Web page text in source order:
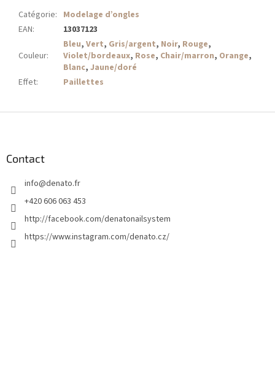
Catégorie: Modelage d’ongles
EAN: 13037123
Couleur:
Bleu, Vert, Gris/argent, Noir, Rouge,
Violet/bordeaux, Rose, Chair/marron, Orange,
Blanc, Jaune/doré
Effet: Paillettes
Contact
info@denato.fr
+420 606 063 453
http://facebook.com/denatonailsystem
https://www.instagram.com/denato.cz/